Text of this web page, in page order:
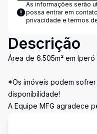
As informações serão
possa entrar em
privacidade e termos
Descrição
Área de 6.505m² em Iperó
*Os imóveis podem
disponibilidade!
A Equipe MFG agradece